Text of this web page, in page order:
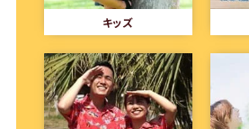
キッズ